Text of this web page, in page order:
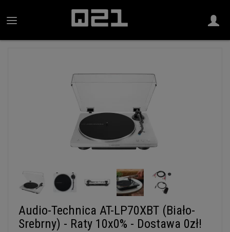
Audio-Technica AT-LP70XBT (Biało-
Srebrny) - Raty 10x0% - Dostawa 0zł!